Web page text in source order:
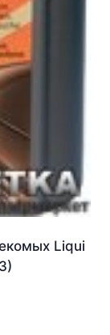
Liqui